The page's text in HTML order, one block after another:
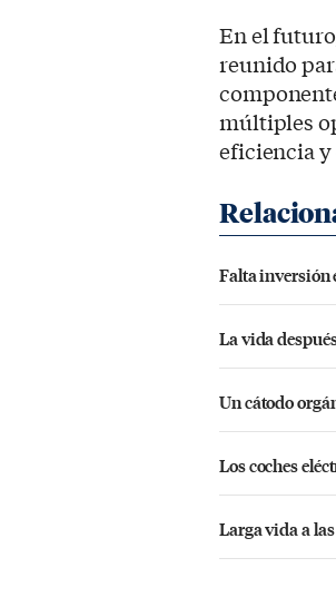
En el
reunido
múltiples
eficiencia y
Falta inversión
La vida
Un cátodo
Los coches
Larga vida a